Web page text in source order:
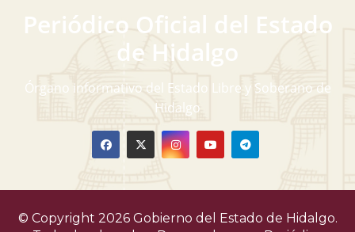
Periódico Oficial del Estado
de Hidalgo
Órgano informativo del Estado Libre y Soberano de
Hidalgo
© Copyright 2026 Gobierno del Estado de Hidalgo.